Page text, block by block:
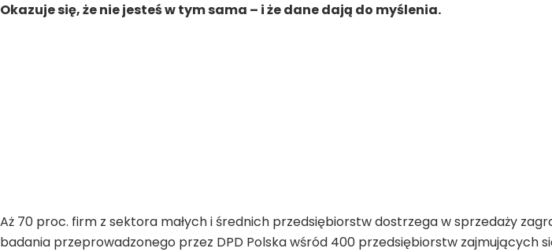
Okazuje się, że nie jesteś w tym sama – i że dane dają do myślenia.
Aż 70 proc. firm z sektora małych i średnich przedsiębiorstw dostrzega w sprzedaży
badania przeprowadzonego przez DPD Polska wśród 400 przedsiębiorstw zajmujących